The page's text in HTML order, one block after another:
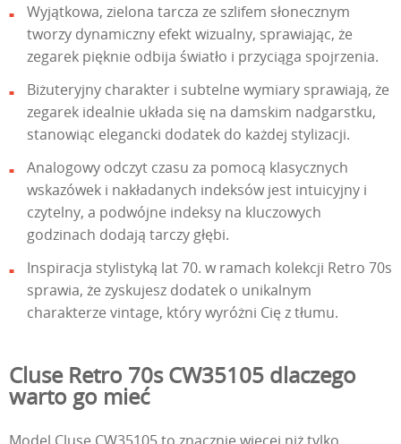
Wyjątkowa, zielona tarcza ze szlifem słonecznym
tworzy dynamiczny efekt wizualny, sprawiając, że
zegarek pięknie odbija światło i przyciąga spojrzenia.
Biżuteryjny charakter i subtelne wymiary sprawiają, że
zegarek idealnie układa się na damskim nadgarstku,
stanowiąc elegancki dodatek do każdej stylizacji.
Analogowy odczyt czasu za pomocą klasycznych
wskazówek i nakładanych indeksów jest intuicyjny i
czytelny, a podwójne indeksy na kluczowych
godzinach dodają tarczy głębi.
Inspiracja stylistyką lat 70. w ramach kolekcji Retro 70s
sprawia, że zyskujesz dodatek o unikalnym
charakterze vintage, który wyróżni Cię z tłumu.
Cluse Retro 70s CW35105 dlaczego
warto go mieć
Model Cluse CW35105 to znacznie więcej niż tylko